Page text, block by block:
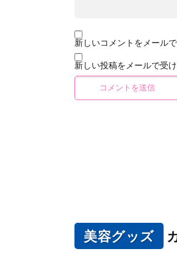
新しいコメントをメール
新しい投稿をメールで受
美容グッズ